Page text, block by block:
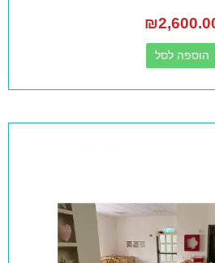
₪
הוספה לסל